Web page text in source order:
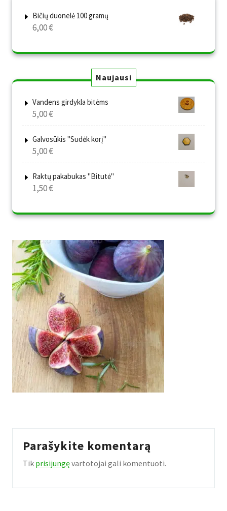
Bičių duonelė 100 gramų
6,00€
Naujausi
Vandens girdykla bitėms
5,00€
Galvosūkis "Sudėk korį"
5,00€
Raktų pakabukas "Bitutė"
1,50€
Parašykite komentarą
Tik prisijungęvartotojai gali komentuoti.